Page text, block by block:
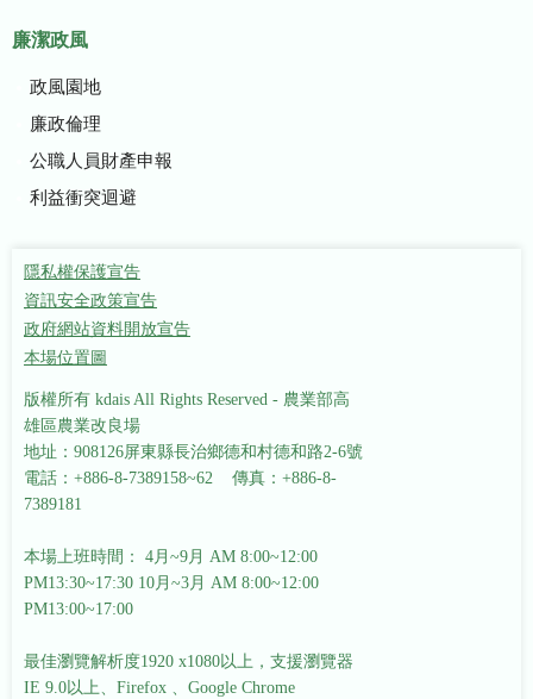
廉潔政風
政風園地
廉政倫理
公職人員財產申報
利益衝突迴避
隱私權保護宣告
資訊安全政策宣告
政府網站資料開放宣告
本場位置圖
版權所有 kdais All Rights Reserved - 農業部高
雄區農業改良場
地址：908126屏東縣長治鄉德和村德和路2-6號
電話：+886-8-7389158~62 傳真：+886-8-
7389181
本場上班時間： 4月~9月 AM 8:00~12:00
PM13:30~17:30 10月~3月 AM 8:00~12:00
PM13:00~17:00
最佳瀏覽解析度1920 x1080以上，支援瀏覽器
IE 9.0以上、Firefox 、Google Chrome